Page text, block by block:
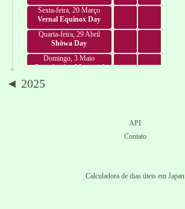
Sexta-feira, 20 Março
Vernal Equinox Day
Quarta-feira, 29 Abril
Shōwa Day
Domingo, 3 Maio
Constitution Memorial
Segunda-feira, 4 Maio
Terça-feira, 11 Agosto
◄ 2025
API
Contato
Calculadora de dias úteis em Japan